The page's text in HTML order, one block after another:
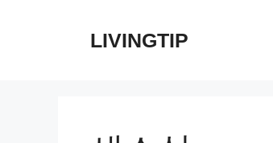
LIVINGTIP